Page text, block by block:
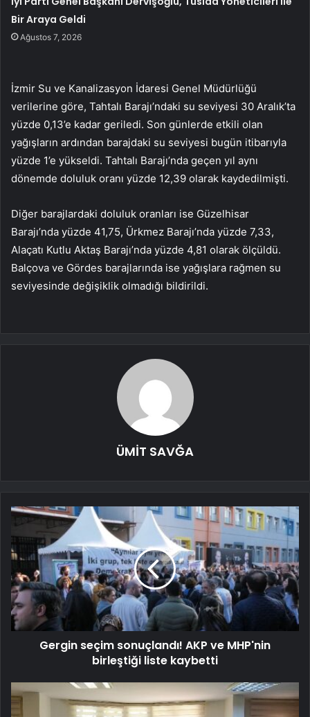
Bir Araya Geldi
Ağustos 7, 2026
İzmir Su ve Kanalizasyon İdaresi Genel Müdürlüğü
verilerine göre, Tahtalı Barajı’ndaki su seviyesi 30 Aralık’ta
yüzde 0,13’e kadar geriledi. Son günlerde etkili olan
yağışların ardından barajdaki su seviyesi bugün itibarıyla
yüzde 1’e yükseldi. Tahtalı Barajı’nda geçen yıl aynı
dönemde doluluk oranı yüzde 12,39 olarak kaydedilmişti.
Diğer barajlardaki doluluk oranları ise Güzelhisar
Barajı’nda yüzde 41,75, Ürkmez Barajı’nda yüzde 7,33,
Alaçatı Kutlu Aktaş Barajı’nda yüzde 4,81 olarak ölçüldü.
Balçova ve Gördes barajlarında ise yağışlara rağmen su
seviyesinde değişiklik olmadığı bildirildi.
ÜMİT SAVĞA
Gergin seçim sonuçlandı! AKP ve MHP'nin
birleştiği liste kaybetti